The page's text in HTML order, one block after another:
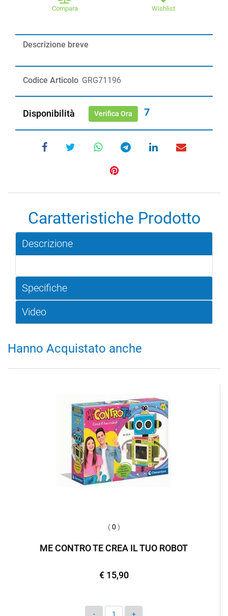
Compara Wishlist
Descrizione breve
Codice Articolo GRG71196
Disponibilità Verifica Ora 7
Caratteristiche Prodotto
Descrizione
Specifiche
Video
Hanno Acquistato anche
(0 )
ME CONTRO TE CREA IL TUO ROBOT
€ 15,90
Quantità